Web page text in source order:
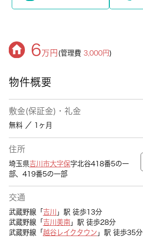
6万円 (管理費3,000円)
物件概要
敷金(保証金)・礼金
無料 ／ 1ヶ月
住所
埼玉県吉川市大字保字北谷418番5の一
部、419番5の一部
交通
武蔵野線「 吉川 」駅 徒歩13分
武蔵野線「 吉川美南」駅 徒歩28分
武蔵野線「 越谷レイクタウン 」駅 徒歩35分